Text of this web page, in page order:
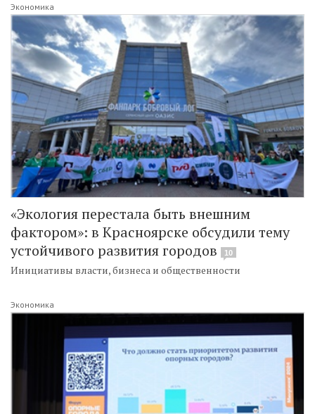
Экономика
«Экология перестала быть внешним
фактором»: в Красноярске обсудили тему
устойчивого развития городов
10
Инициативы власти, бизнеса и общественности
Экономика